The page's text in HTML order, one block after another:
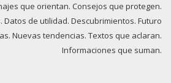
que orientan. Consejos que protegen.
Datos de utilidad. Descubrimientos. Futuro
Nuevas tendencias. Textos que aclaran.
Informaciones que suman.